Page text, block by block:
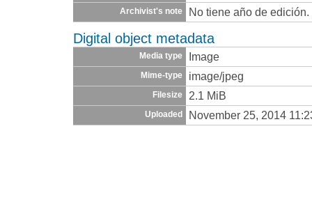
Archivist's note No tiene año de edición.
Digital object metadata
Media type Image
Mime-type image/jpeg
Filesize 2.1 MiB
Uploaded November 25, 2014